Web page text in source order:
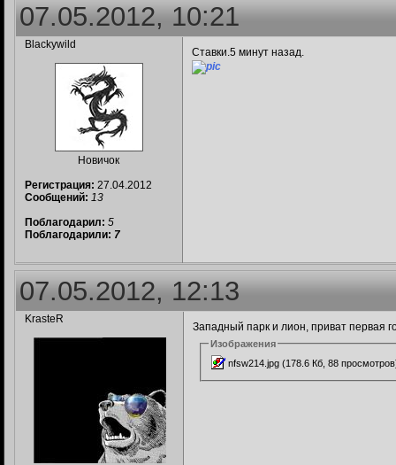
07.05.2012, 10:21
Blackywild
Новичок
Регистрация: 27.04.2012
Сообщений: 13
Поблагодарил: 5
Поблагодарили: 7
Ставки.5 минут назад.
07.05.2012, 12:13
KrasteR
Западный парк и лион, приват первая
Изображения
nfsw214.jpg (178.6 Кб, 88